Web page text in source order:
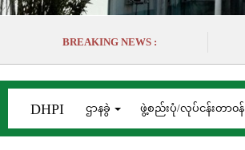
BREAKING NEWS :
DHPI ဌာနခွဲ ဖွဲ့စည်းပုံ/လုပ်ငန်းတာ၀န်